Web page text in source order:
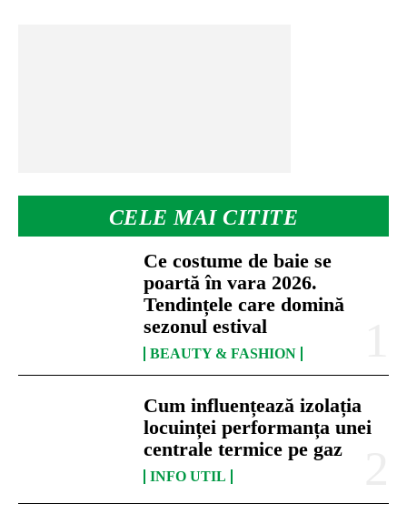
CELE MAI CITITE
Ce costume de baie se
poartă în vara 2026.
Tendințele care domină
sezonul estival
BEAUTY & FASHION
Cum influențează izolația
locuinței performanța unei
centrale termice pe gaz
INFO UTIL